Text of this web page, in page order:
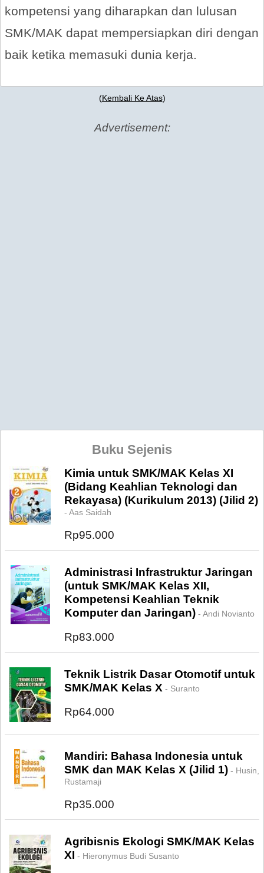
kompetensi yang diharapkan dan lulusan
SMK/MAK dapat mempersiapkan diri dengan
baik ketika memasuki dunia kerja.
(Kembali Ke Atas)
Advertisement:
Buku Sejenis
Kimia untuk SMK/MAK Kelas XI
(Bidang Keahlian Teknologi dan
Rekayasa) (Kurikulum 2013) (Jilid 2)
- Aas Saidah
Rp95.000
Administrasi Infrastruktur Jaringan
(untuk SMK/MAK Kelas XII,
Kompetensi Keahlian Teknik
Komputer dan Jaringan) - Andi Novianto
Rp83.000
Teknik Listrik Dasar Otomotif untuk
SMK/MAK Kelas X - Suranto
Rp64.000
Mandiri: Bahasa Indonesia untuk
SMK dan MAK Kelas X (Jilid 1) - Husin,
Rustamaji
Rp35.000
Agribisnis Ekologi SMK/MAK Kelas
XI - Hieronymus Budi Susanto